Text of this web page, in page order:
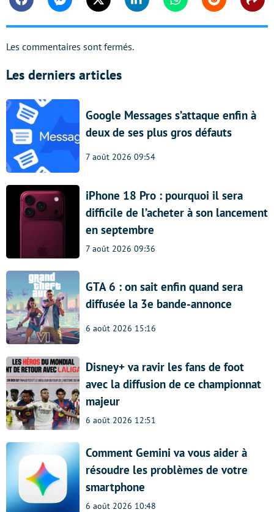
FacebookMessengerTwitter Linkedin WhatsappReddit
Les commentaires sont fermés.
Les derniers articles
Google Messages s’attaque enfin à
deux de ses plus gros défauts
7 août 2026 09:54
iPhone 18 Pro : pourquoi il sera
difficile de l’acheter à son lancement
en septembre
7 août 2026 09:36
GTA 6 : on sait enfin quand sera
diffusée la 3e bande-annonce
6 août 2026 15:16
Disney+ va ravir les fans de foot
avec la diffusion de ce championnat
majeur
6 août 2026 12:51
Comment Gemini va vous aider à
résoudre les problèmes de votre
smartphone
6 août 2026 10:48